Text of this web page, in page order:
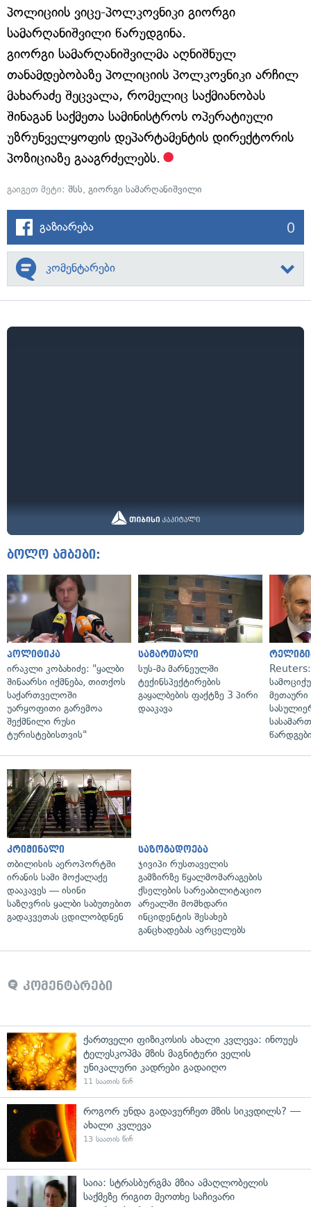
პოლიციის ვიცე-პოლკოვნიკი გიორგი
სამარღანიშვილი წარუდგინა.
გიორგი სამარღანიშვილმა აღნიშნულ
თანამდებობაზე პოლიციის პოლკოვნიკი არჩილ
მახარაძე შეცვალა, რომელიც საქმიანობას
შინაგან საქმეთა სამინისტროს ოპერატიული
უზრუნველყოფის დეპარტამენტის დირექტორის
პოზიციაზე გააგრძელებს.
გაიგეთ მეტი: შსს, გიორგი სამარღანიშვილი
გაზიარება 0
კომენტარები
ბოლო ამბები:
პოლიტიკა
ირაკლი კობახიძე: "ყალბი
შინაარსი იქმნება, თითქოს
საქართველოში
უარყოფითი გარემოა
შექმნილი რუსი
ტურისტებისთვის"
სამართალი
სუს-მა მარნეულში
ტექინსპექტირების
გაყალბების ფაქტზე 3 პირი
დააკავა
მეთაური
კრიმინალი
თბილისის აეროპორტში
ირანის სამი მოქალაქე
დააკავეს — ისინი
საზღვრის ყალბი საბუთებით
გადაკვეთას ცდილობდნენ
საზოგადოება
ჯივიპი რუსთაველის
გამზირზე წყალმომარაგების
ქსელების სარეაბილიტაციო
არეალში მომხდარი
ინციდენტის შესახებ
განცხადებას ავრცელებს
კომენტარები
ქართველი ფიზიკოსის ახალი კვლევა: ინოუეს
ტელესკოპმა მზის მაგნიტური ველის
უნიკალური კადრები გადაიღო
11 საათის წინ
როგორ უნდა გადავურჩეთ მზის სიკვდილს? —
ახალი კვლევა
13 საათის წინ
საია: სტრასბურგმა მზია ამაღლობელის
საქმეზე რიგით მეოთხე საჩივარი